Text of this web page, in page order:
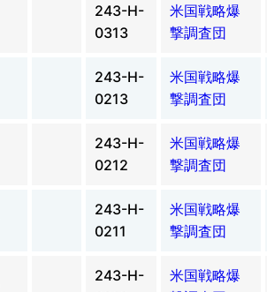
243-H-
0313
米国戦略爆
撃調査団
243-H-
0213
米国戦略爆
撃調査団
243-H-
0212
米国戦略爆
撃調査団
243-H-
0211
米国戦略爆
撃調査団
243-H-
米国戦略爆